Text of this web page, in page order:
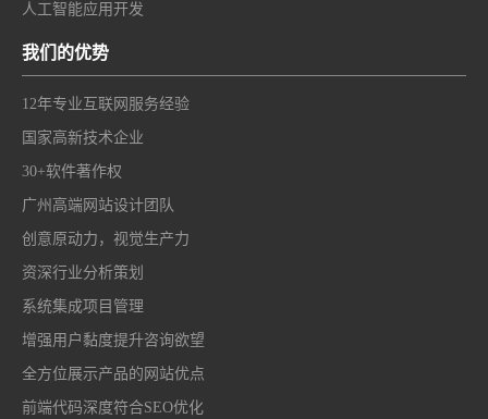
人工智能应用开发
我们的优势
12年专业互联网服务经验
国家高新技术企业
30+软件著作权
广州高端网站设计团队
创意原动力，视觉生产力
资深行业分析策划
系统集成项目管理
增强用户黏度提升咨询欲望
全方位展示产品的网站优点
前端代码深度符合SEO优化